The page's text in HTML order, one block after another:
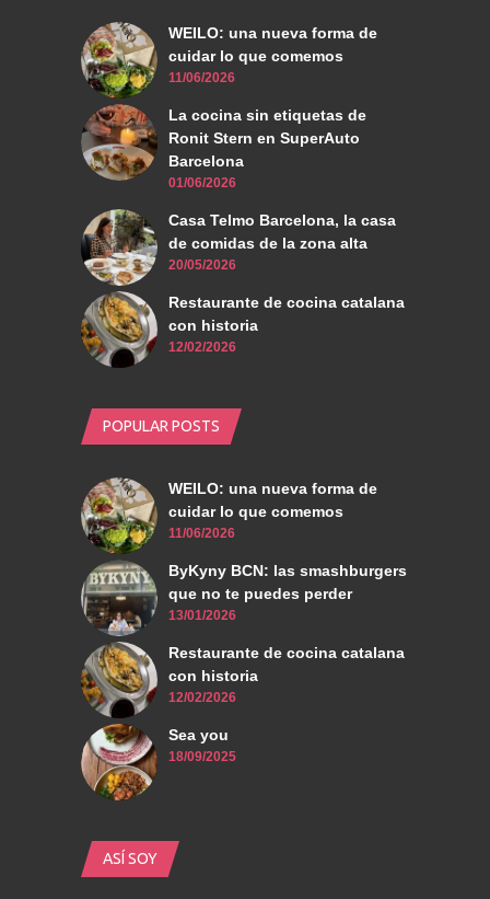
WEILO: una nueva forma de
cuidar lo que comemos
11/06/2026
La cocina sin etiquetas de
Ronit Stern en SuperAuto
Barcelona
01/06/2026
Casa Telmo Barcelona, la casa
de comidas de la zona alta
20/05/2026
Restaurante de cocina catalana
con historia
12/02/2026
POPULAR POSTS
WEILO: una nueva forma de
cuidar lo que comemos
11/06/2026
ByKyny BCN: las smashburgers
que no te puedes perder
13/01/2026
Restaurante de cocina catalana
con historia
12/02/2026
Sea you
18/09/2025
ASÍ SOY